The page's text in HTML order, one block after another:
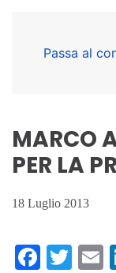
Passa al
MARCO
PER LA
18 Luglio 2013